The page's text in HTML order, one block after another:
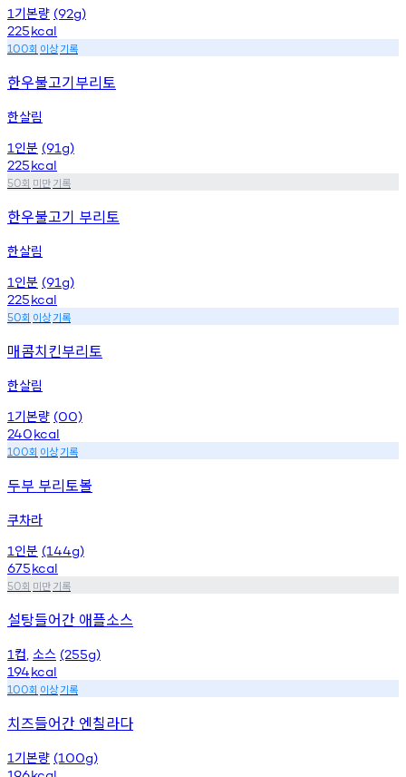
1 기본량 (92g)
225kcal
100회 이상기록
한우불고기부리토
한살림
1 인분 (91g)
225kcal
50회 미만기록
한우불고기 부리토
한살림
1 인분 (91g)
225kcal
50회 이상기록
매콤치킨부리토
한살림
1 기본량 (00)
240kcal
100회 이상기록
두부 부리토볼
쿠차라
1 인분 (144g)
675kcal
50회 미만기록
설탕들어간 애플소스
1 컵 소스 (255g)
194kcal
100회 이상기록
치즈들어간 엔칠라다
1 기본량 (100g)